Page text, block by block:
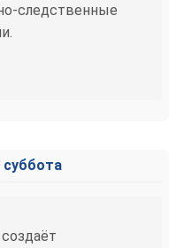
следственные
суббота